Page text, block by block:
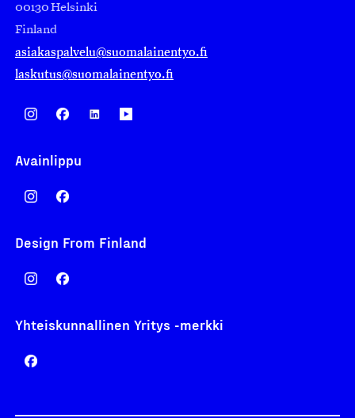
00130 Helsinki
Finland
asiakaspalvelu@suomalainentyo.fi
laskutus@suomalainentyo.fi
Avainlippu
Design From Finland
Yhteiskunnallinen Yritys -merkki